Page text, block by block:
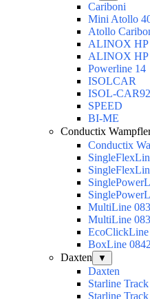
Cariboni
Mini Atollo
Atollo
ALINOX HP
ALINOX HP
Powerline 14
ISOLCAR
ISOL-CAR92
SPEED
BI-ME
Conductix
Conductix
MultiLine
MultiLine
BoxLine
Daxten
▼
Daxten
Starline
Starline